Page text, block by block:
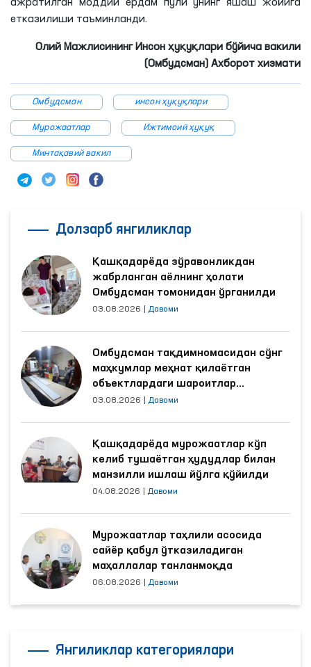
ажратилган моддий ёрдам пули унинг яшаш жойига
етказилиши таъминланди.
Олий Мажлисининг Инсон ҳуқуқлари бўйича вакили
(Омбудсман) Ахборот хизмати
Омбудсман инсон ҳуқуқлари
Мурожаатлар Ижтимоий ҳуқуқ
Минтақавий вакил
Долзарб янгиликлар
Қашқадарёда зўравонликдан
жабрланган аёлнинг ҳолати
Омбудсман томонидан ўрганилди
03.08.2026 Давоми
Омбудсман тақдимномасидан сўнг
маҳкумлар меҳнат қилаётган
объектлардаги шароитлар
яхшиланди
03.08.2026 Давоми
Қашқадарёда мурожаатлар кўп
келиб тушаётган ҳудудлар билан
манзилли ишлаш йўлга қўйилди
04.08.2026 Давоми
Мурожаатлар таҳлили асосида
сайёр қабул ўтказиладиган
маҳаллалар танланмоқда
06.08.2026 Давоми
Янгиликлар категориялари